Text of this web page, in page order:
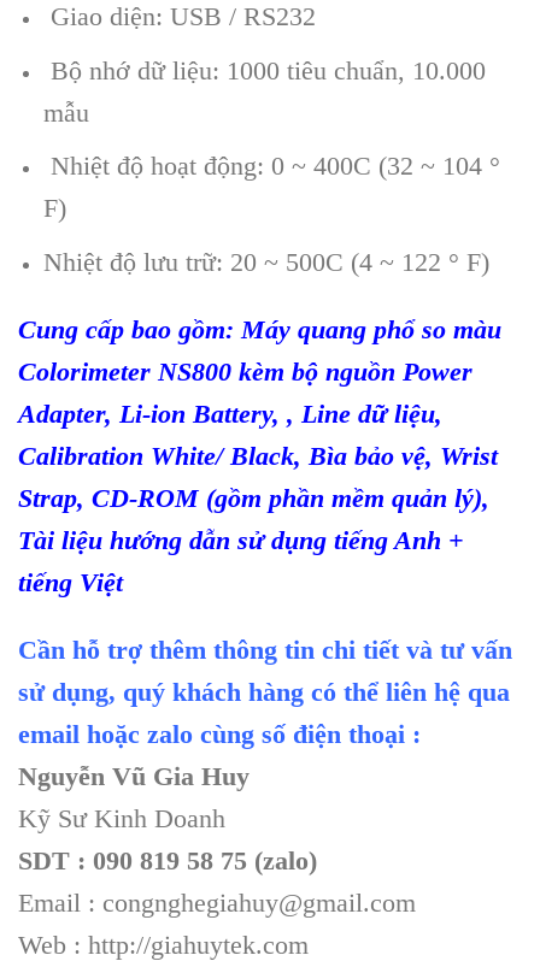
Giao diện: USB / RS232
Bộ nhớ dữ liệu: 1000 tiêu chuẩn, 10.000
mẫu
Nhiệt độ hoạt động: 0 ~ 400C (32 ~ 104 °
F)
Nhiệt độ lưu trữ: 20 ~ 500C (4 ~ 122 ° F)
Cung cấp bao gồm: Máy quang phổ so màu
Colorimeter NS800 kèm bộ nguồn Power
Adapter, Li-ion Battery, , Line dữ liệu,
Calibration White/ Black, Bìa bảo vệ, Wrist
Strap, CD-ROM (gồm phần mềm quản lý),
Tài liệu hướng dẫn sử dụng tiếng Anh +
tiếng Việt
Cần hỗ trợ thêm thông tin chi tiết và tư vấn
sử dụng, quý khách hàng có thể liên hệ qua
email hoặc zalo cùng số điện thoại :
Nguyễn Vũ Gia Huy
Kỹ Sư Kinh Doanh
SDT : 090 819 58 75 (zalo)
Email : congnghegiahuy@gmail.com
Web : http://giahuytek.com